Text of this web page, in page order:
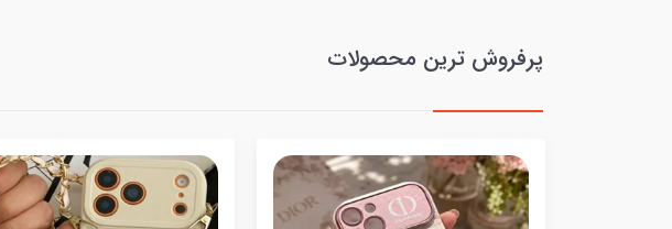
پرفروش ترین محصولات